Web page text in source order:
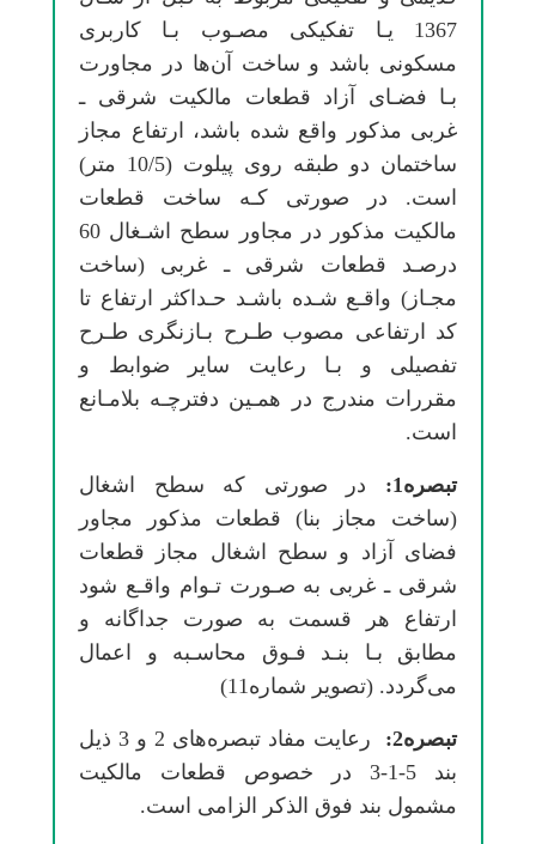
1367 ﻳـﺎ تفکیکی ﻣﺼـﻮب ﺑـﺎ ﻛﺎرﺑﺮی
ﻣﺴﻜﻮنی ﺑﺎﺷﺪ و ﺳﺎﺧﺖ آنﻫﺎ در ﻣﺠﺎورت
ﺑـﺎ ﻓﻀـﺎی آزاد ﻗﻄﻌﺎت ﻣﺎﻟﻜﻴﺖ ﺷﺮقی ـ
ﻏﺮبی ﻣﺬﻛﻮر واﻗﻊ ﺷﺪه ﺑﺎﺷﺪ، ارﺗﻔﺎع ﻣﺠﺎز
ﺳﺎﺧﺘﻤﺎن دو ﻃﺒﻘﻪ روی ﭘﻴﻠﻮت (10/5 ﻣﺘﺮ)
اﺳﺖ. در ﺻﻮرتی ﻛـﻪ ﺳﺎﺧﺖ ﻗﻄﻌﺎت
ﻣﺎﻟﻜﻴﺖ ﻣﺬﻛﻮر در ﻣﺠﺎور ﺳﻄﺢ اﺷـﻐﺎل 60
درﺻـﺪ ﻗﻄﻌﺎت ﺷﺮقی ـ ﻏﺮبی (ﺳﺎﺧﺖ
ﻣﺠـﺎز) واﻗـﻊ ﺷـﺪه ﺑﺎﺷـﺪ ﺣـﺪاﻛﺜﺮ ارﺗﻔﺎع ﺗﺎ
ﻛﺪ ارﺗﻔﺎعی ﻣﺼﻮب ﻃـﺮح ﺑـﺎزﻧﮕﺮی ﻃـﺮح
تفصیلی و ﺑـﺎ رﻋﺎﻳﺖ ﺳﺎﻳﺮ ﺿﻮاﺑﻂ و
ﻣﻘﺮرات ﻣﻨﺪرج در ﻫﻤـﻴﻦ دﻓﺘﺮﭼـﻪ ﺑﻼﻣـﺎﻧﻊ
است.
ﺗﺒﺼﺮه1:
در ﺻﻮرتی ﻛﻪ ﺳﻄﺢ اﺷﻐﺎل
(ﺳﺎﺧﺖ ﻣﺠﺎز ﺑﻨﺎ) ﻗﻄﻌﺎت ﻣﺬﻛﻮر ﻣﺠﺎور
ﻓﻀﺎی آزاد و ﺳﻄﺢ اﺷﻐﺎل ﻣﺠﺎز ﻗﻄﻌﺎت
ﺷﺮقی ـ ﻏﺮبی ﺑﻪ ﺻـﻮرت ﺗـﻮام واﻗـﻊ ﺷﻮد
ارﺗﻔﺎع ﻫﺮ ﻗﺴﻤﺖ ﺑﻪ ﺻﻮرت ﺟﺪاﮔﺎﻧﻪ و
ﻣﻄﺎﺑﻖ ﺑـﺎ ﺑﻨـﺪ ﻓـﻮق ﻣﺤﺎﺳـﺒﻪ و اﻋﻤﺎل
میﮔﺮدد. (ﺗﺼﻮﻳﺮ ﺷﻤﺎره11)
ﺗﺒﺼﺮه2:
رﻋﺎﻳﺖ ﻣﻔﺎد ﺗﺒﺼﺮهﻫﺎی 2 و 3 ذﻳﻞ
ﺑﻨﺪ 5-1-3 در ﺧﺼﻮص ﻗﻄﻌﺎت ﻣﺎﻟﻜﻴﺖ
ﻣﺸﻤﻮل ﺑﻨﺪ ﻓﻮق اﻟﺬﻛﺮ اﻟﺰامی اﺳﺖ.